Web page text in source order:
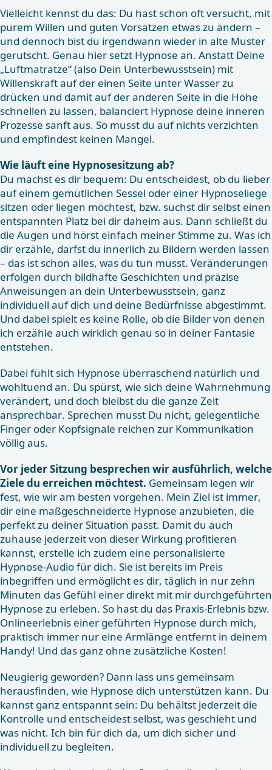
Vielleicht kennst du das: Du hast schon oft versucht, mit
purem Willen und guten Vorsätzen etwas zu ändern –
und dennoch bist du irgendwann wieder in alte Muster
gerutscht. Genau hier setzt Hypnose an. Anstatt Deine
„Luftmatratze“ (also Dein Unterbewusstsein) mit
Willenskraft auf der einen Seite unter Wasser zu
drücken und damit auf der anderen Seite in die Höhe
schnellen zu lassen, balanciert Hypnose deine inneren
Prozesse sanft aus. So musst du auf nichts verzichten
und empfindest keinen Mangel.
Wie läuft eine Hypnosesitzung ab?
Du machst es dir bequem: Du entscheidest, ob du lieber
auf einem gemütlichen Sessel oder einer Hypnoseliege
sitzen oder liegen möchtest, bzw. suchst dir selbst einen
entspannten Platz bei dir daheim aus. Dann schließt du
die Augen und hörst einfach meiner Stimme zu. Was ich
dir erzähle, darfst du innerlich zu Bildern werden lassen
– das ist schon alles, was du tun musst. Veränderungen
erfolgen durch bildhafte Geschichten und präzise
Anweisungen an dein Unterbewusstsein, ganz
individuell auf dich und deine Bedürfnisse abgestimmt.
Und dabei spielt es keine Rolle, ob die Bilder von denen
ich erzähle auch wirklich genau so in deiner Fantasie
entstehen.
Dabei fühlt sich Hypnose überraschend natürlich und
wohltuend an. Du spürst, wie sich deine Wahrnehmung
verändert, und doch bleibst du die ganze Zeit
ansprechbar. Sprechen musst Du nicht, gelegentliche
Finger oder Kopfsignale reichen zur Kommunikation
völlig aus.
Vor jeder Sitzung besprechen wir ausführlich, welche
Ziele du erreichen möchtest. Gemeinsam legen wir
fest, wie wir am besten vorgehen. Mein Ziel ist immer,
dir eine maßgeschneiderte Hypnose anzubieten, die
perfekt zu deiner Situation passt. Damit du auch
zuhause jederzeit von dieser Wirkung profitieren
kannst, erstelle ich zudem eine personalisierte
Hypnose-Audio für dich. Sie ist bereits im Preis
inbegriffen und ermöglicht es dir, täglich in nur zehn
Minuten das Gefühl einer direkt mit mir durchgeführten
Hypnose zu erleben. So hast du das Praxis-Erlebnis bzw.
Onlineerlebnis einer geführten Hypnose durch mich,
praktisch immer nur eine Armlänge entfernt in deinem
Handy! Und das ganz ohne zusätzliche Kosten!
Neugierig geworden? Dann lass uns gemeinsam
herausfinden, wie Hypnose dich unterstützen kann. Du
kannst ganz entspannt sein: Du behältst jederzeit die
Kontrolle und entscheidest selbst, was geschieht und
was nicht. Ich bin für dich da, um dich sicher und
individuell zu begleiten.